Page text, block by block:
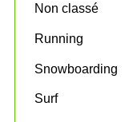
Non classé
Running
Snowboarding
Surf